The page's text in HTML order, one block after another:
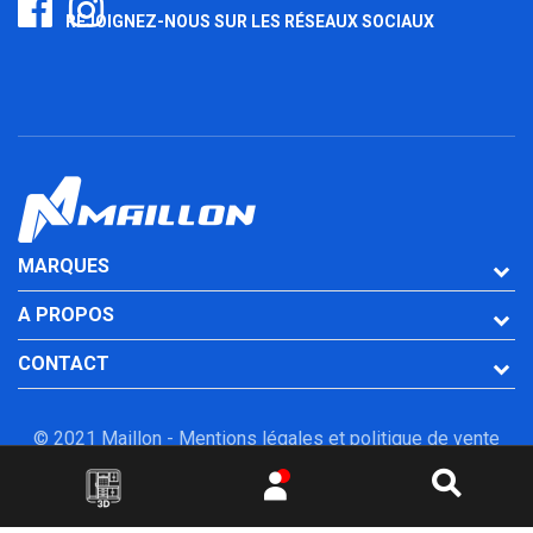
REJOIGNEZ-NOUS SUR LES RÉSEAUX SOCIAUX
MARQUES
A PROPOS
CONTACT
© 2021 Maillon - Mentions légales et politique de vente